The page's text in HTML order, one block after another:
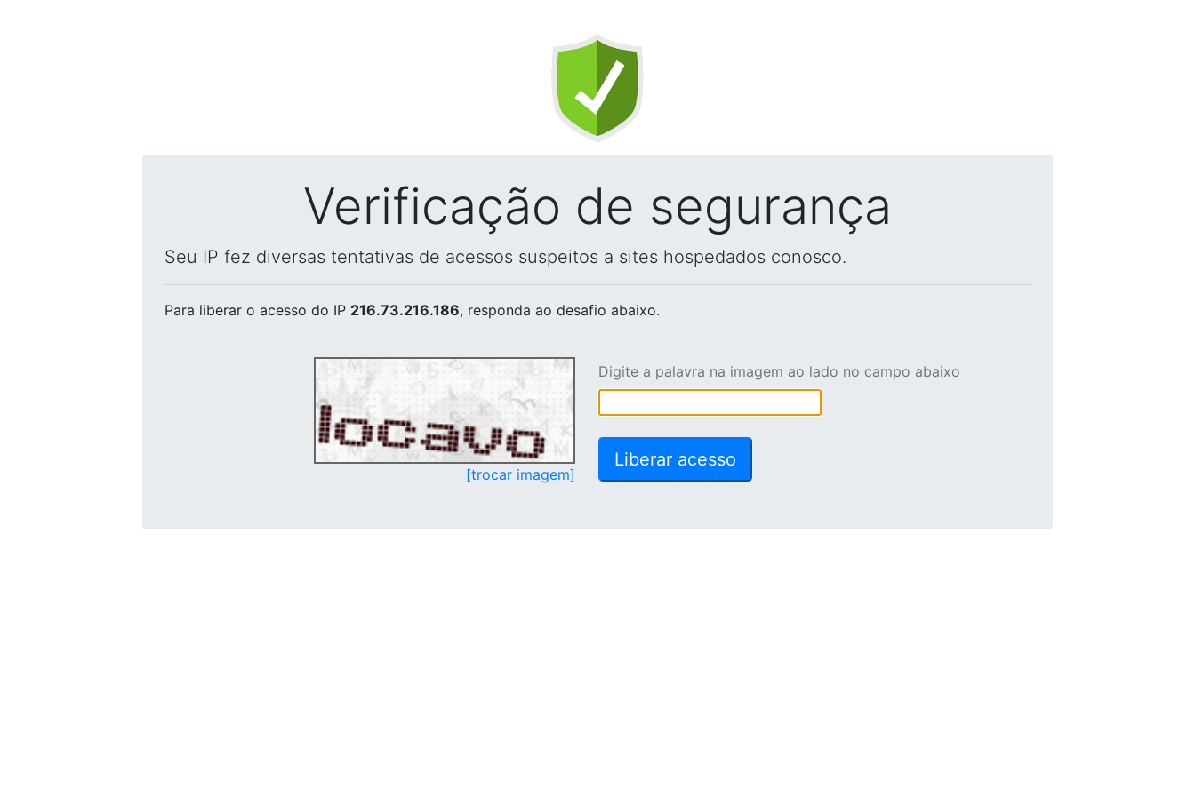
Verificação de segurança
Seu IP fez diversas tentativas de acessos suspeitos a sites hospedados conosco.
Para liberar o acesso do IP 216.73.216.186, responda ao desafio abaixo.
[trocar imagem]
Digite a palavra na imagem ao lado no campo abaixo